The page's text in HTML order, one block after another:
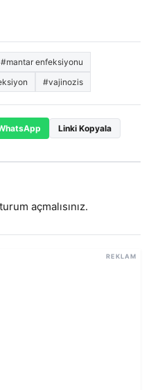
#mantar enfeksiyonu
#vajinozis
Linki Kopyala
açmalısınız.
REKLAM